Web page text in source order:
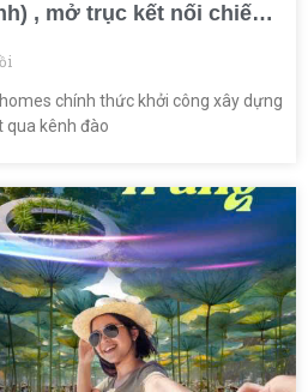
, mở trục kết nối chiến
chính thức khởi công xây dựng
qua kênh đào